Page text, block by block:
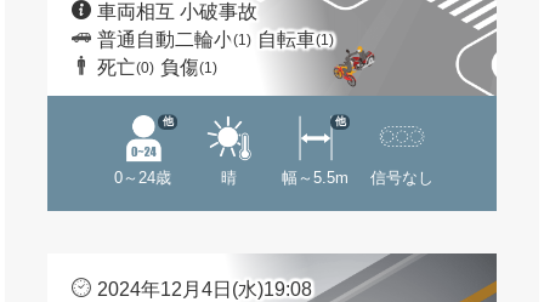
車両相互 小破事故
普通自動二輪小(1) 自転車(1)
死亡(0) 負傷(1)
0～24歳
他
晴 幅～5.5m
他
信号なし
2024年12月4日(水)19:08